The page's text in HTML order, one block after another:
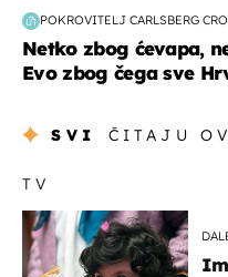
POKROVITELJ CARLSBERG
Netko zbog ćevapa,
Evo zbog čega sve
SVI ČITAJU
TV